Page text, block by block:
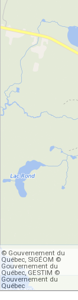
© Gouvernement du
Québec, SIGÉOM ©
Gouvernement du
Québec, GESTIM ©
Gouvernement du
Québec